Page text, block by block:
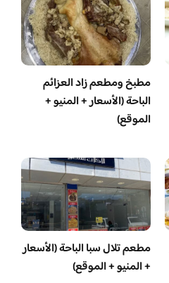
مطبخ ومطعم زاد العزائم
الباحة (الأسعار + المنيو +
الموقع)
مطعم تلال سبا الباحة (الأسعار
+ المنيو + الموقع)